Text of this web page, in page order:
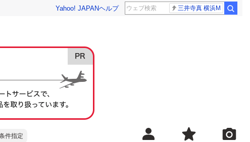
Yahoo! JAPANヘルプ 三井寺真 横浜M
件指定